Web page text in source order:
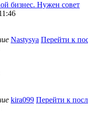
бизнес. Нужен совет
Nastysya Перейти к
kira099 Перейти к